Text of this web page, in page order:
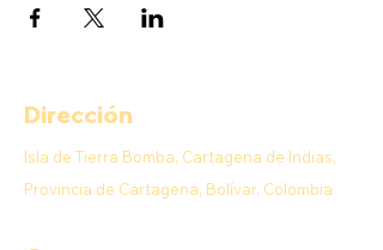
Dirección
Isla de Tierra Bomba, Cartagena de Indias,
Provincia de Cartagena, Bolívar, Colombia